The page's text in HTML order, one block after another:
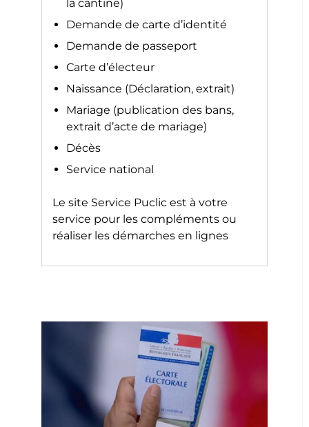
la cantine)
Demande de carte d’identité
Demande de passeport
Carte d’électeur
Naissance (Déclaration, extrait)
Mariage (publication des bans,
extrait d’acte de mariage)
Décès
Service national
Le site Service Puclic est à votre
service pour les compléments ou
réaliser les démarches en lignes